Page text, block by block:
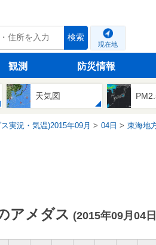
検索
現在地
観測 防災情報
天気図
実況・気温)2015年09月 04日 東海地
アメダス (2015年09月04